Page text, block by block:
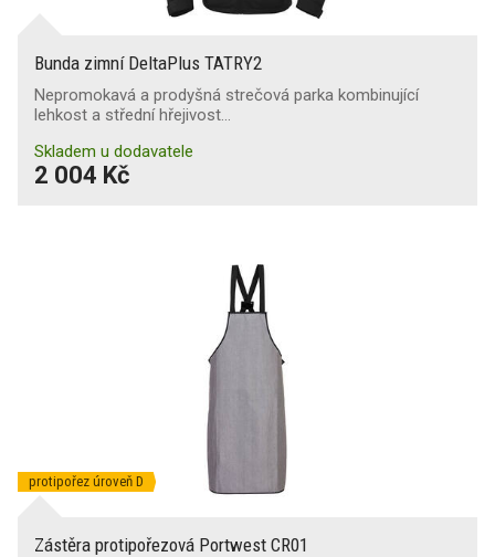
Bunda zimní DeltaPlus TATRY2
Nepromokavá a prodyšná strečová parka kombinující
lehkost a střední hřejivost…
Skladem u dodavatele
2 004 Kč
protipořez úroveň D
Zástěra protipořezová Portwest CR01